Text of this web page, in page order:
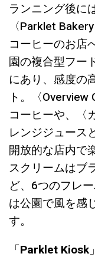
ランニング後に
〈Parklet
コーヒーのお店
園の複合型フー
にあり、感度の
ト。〈
コーヒーや、〈
レンジジュース
開放的な店内で
スクリームはブ
ど、6つのフレ
は公園で風を感
す。
「Parklet Kiosk」